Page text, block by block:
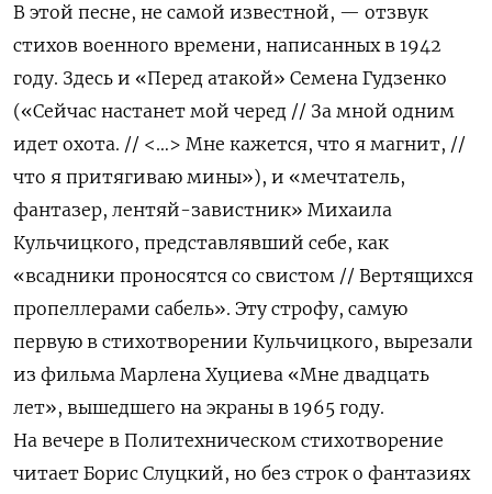
В этой песне, не самой известной, — отзвук
стихов военного времени, написанных в 1942
году. Здесь и «Перед атакой» Семена Гудзенко
(«Сейчас настанет мой черед // За мной одним
идет охота. // <…> Мне кажется, что я магнит, //
что я притягиваю мины»), и «мечтатель,
фантазер, лентяй-завистник» Михаила
Кульчицкого, представлявший себе, как
«всадники проносятся со свистом // Вертящихся
пропеллерами сабель». Эту строфу, самую
первую в стихотворении Кульчицкого, вырезали
из фильма Марлена Хуциева «Мне двадцать
лет», вышедшего на экраны в 1965 году.
На вечере в Политехническом стихотворение
читает Борис Слуцкий, но без строк о фантазиях